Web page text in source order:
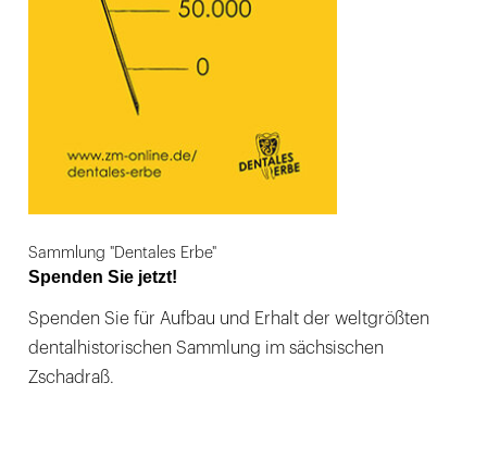
Sammlung "Dentales Erbe"
Spenden Sie jetzt!
Spenden Sie für Aufbau und Erhalt der weltgrößten
dentalhistorischen Sammlung im sächsischen
Zschadraß.